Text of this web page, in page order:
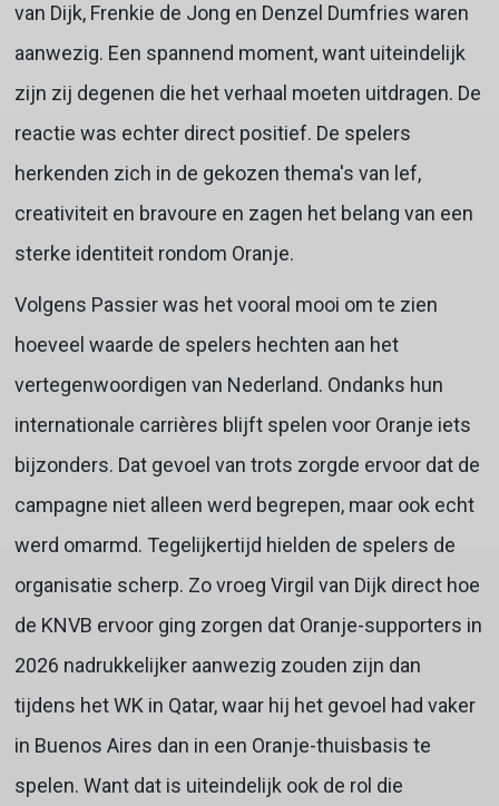
van Dijk, Frenkie de Jong en Denzel Dumfries waren
aanwezig. Een spannend moment, want uiteindelijk
zijn zij degenen die het verhaal moeten uitdragen. De
reactie was echter direct positief. De spelers
herkenden zich in de gekozen thema's van lef,
creativiteit en bravoure en zagen het belang van een
sterke identiteit rondom Oranje.
Volgens Passier was het vooral mooi om te zien
hoeveel waarde de spelers hechten aan het
vertegenwoordigen van Nederland. Ondanks hun
internationale carrières blijft spelen voor Oranje iets
bijzonders. Dat gevoel van trots zorgde ervoor dat de
campagne niet alleen werd begrepen, maar ook echt
werd omarmd. Tegelijkertijd hielden de spelers de
organisatie scherp. Zo vroeg Virgil van Dijk direct hoe
de KNVB ervoor ging zorgen dat Oranje-supporters in
2026 nadrukkelijker aanwezig zouden zijn dan
tijdens het WK in Qatar, waar hij het gevoel had vaker
in Buenos Aires dan in een Oranje-thuisbasis te
spelen. Want dat is uiteindelijk ook de rol die